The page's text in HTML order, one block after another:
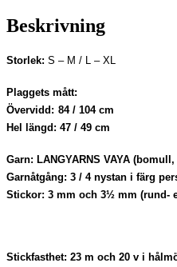
Beskrivning
Storlek: S – M / L – XL
Plaggets mått:
Övervidd: 84 / 104 cm
Hel längd: 47 / 49 cm
Garn: LANGYARNS VAYA (bomull,
Garnåtgång: 3 / 4 nystan i färg
Stickor: 3 mm och 3½ mm (rund-
Stickfasthet: 23 m och 20 v i